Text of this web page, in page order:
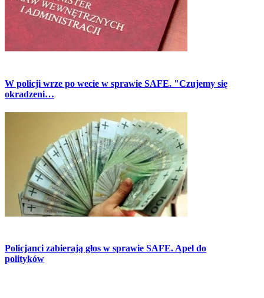
W policji wrze po wecie w sprawie SAFE. "Czujemy się
okradzeni…
Policjanci zabierają głos w sprawie SAFE. Apel do
polityków